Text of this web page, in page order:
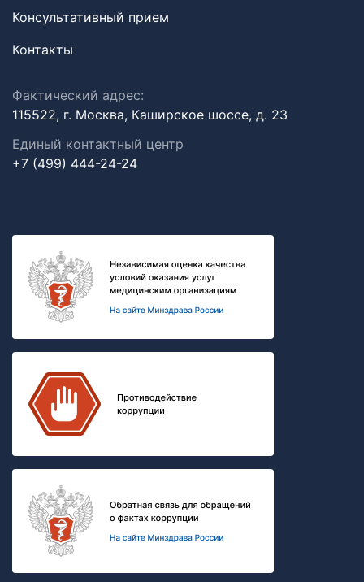
Консультативный прием
Контакты
Фактический адрес:
115522, г. Москва, Каширское шоссе, д. 23
Единый контактный центр
+7 (499) 444-24-24